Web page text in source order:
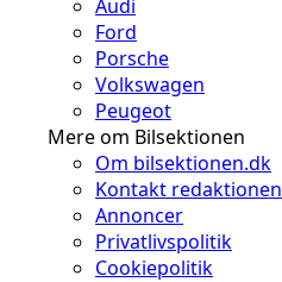
Audi
Ford
Porsche
Volkswagen
Peugeot
Mere om Bilsektionen
Om bilsektionen.dk
Kontakt redaktionen
Annoncer
Privatlivspolitik
Cookiepolitik